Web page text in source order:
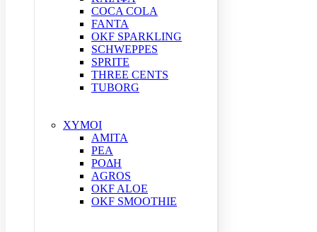
COCA COLA
FANTA
OKF SPARKLING
SCHWEPPES
SPRITE
THREE CENTS
TUBORG
ΧΥΜΟΙ
ΑΜΙΤΑ
ΡΕΑ
ΡΟΔΗ
AGROS
OKF ALOE
OKF SMOOTHIE